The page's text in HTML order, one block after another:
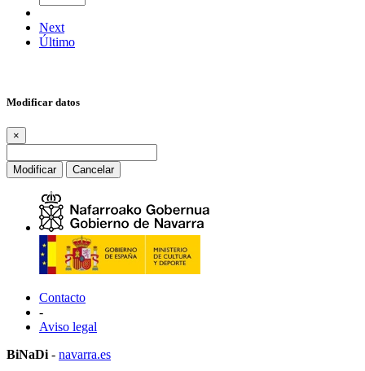
Next
Último
Modificar datos
×
Modificar Cancelar
Contacto
-
Aviso legal
BiNaDi - navarra.es